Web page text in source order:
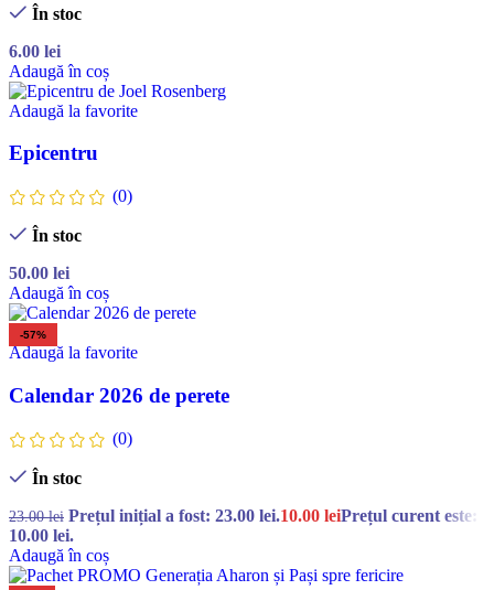
În stoc
6.00 lei
Adaugă în coș
Adaugă la favorite
Epicentru
(0)
În stoc
50.00 lei
Adaugă în coș
-57%
Adaugă la favorite
Calendar 2026 de perete
(0)
În stoc
23.00lei Prețul inițial a fost: 23.00 lei.10.00 leiPrețul curent este:
10.00 lei.
Adaugă în coș